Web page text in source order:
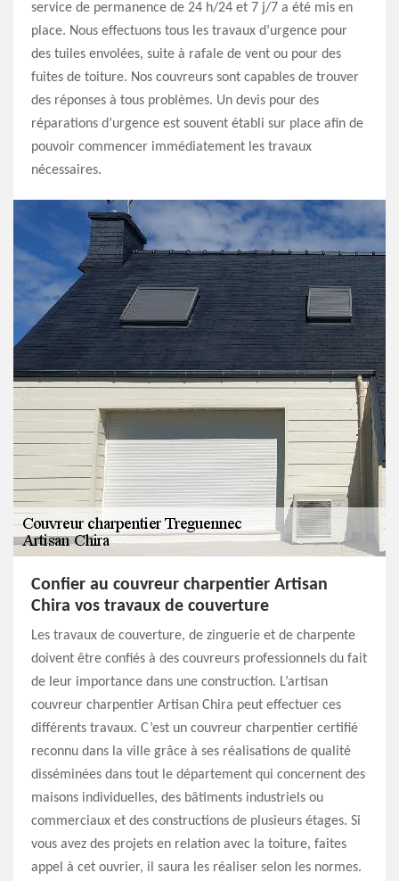
service de permanence de 24 h/24 et 7 j/7 a été mis en
place. Nous effectuons tous les travaux d’urgence pour
des tuiles envolées, suite à rafale de vent ou pour des
fuites de toiture. Nos couvreurs sont capables de trouver
des réponses à tous problèmes. Un devis pour des
réparations d’urgence est souvent établi sur place afin de
pouvoir commencer immédiatement les travaux
nécessaires.
Confier au couvreur charpentier Artisan
Chira vos travaux de couverture
Les travaux de couverture, de zinguerie et de charpente
doivent être confiés à des couvreurs professionnels du fait
de leur importance dans une construction. L’artisan
couvreur charpentier Artisan Chira peut effectuer ces
différents travaux. C’est un couvreur charpentier certifié
reconnu dans la ville grâce à ses réalisations de qualité
disséminées dans tout le département qui concernent des
maisons individuelles, des bâtiments industriels ou
commerciaux et des constructions de plusieurs étages. Si
vous avez des projets en relation avec la toiture, faites
appel à cet ouvrier, il saura les réaliser selon les normes.